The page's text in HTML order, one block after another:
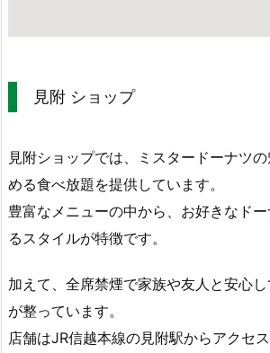
見附 ショップ
見附ショップでは、ミスタードーナツ
める食べ放題を提供しています。
豊富なメニューの中から、お好きなド
るスタイルが特徴です。
加えて、全席禁煙で家族や友人と安心
が整っています。
店舗はJR信越本線の見附駅からアクセス